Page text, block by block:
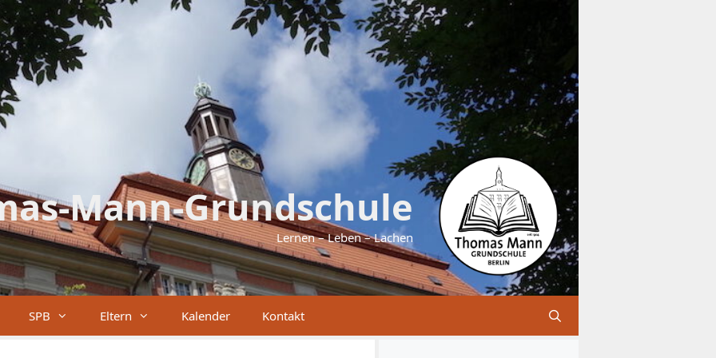
Mann-Grundschule
Lernen – Leben – Lachen
SPB Eltern Kalender Kontakt